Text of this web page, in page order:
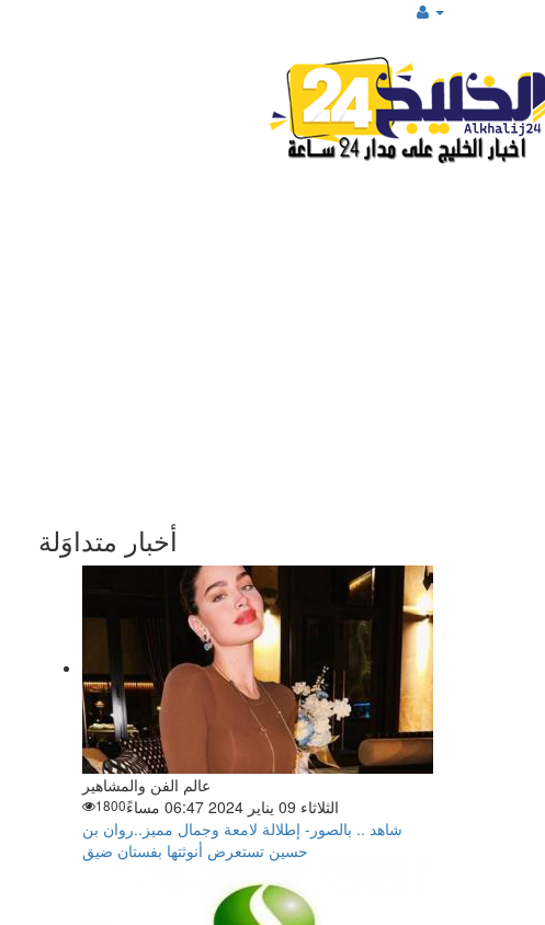
أخبار متداوَلة
عالم الفن والمشاهير
الثلاثاء 09 يناير 2024 06:47 مساءً
1800
شاهد .. بالصور- إطلالة لامعة وجمال مميز..روان بن
حسين تستعرض أنوثتها بفستان ضيق